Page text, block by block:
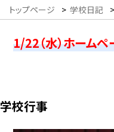
トップページ > 学校日記 >
1/22（水）ホーム
学校行事